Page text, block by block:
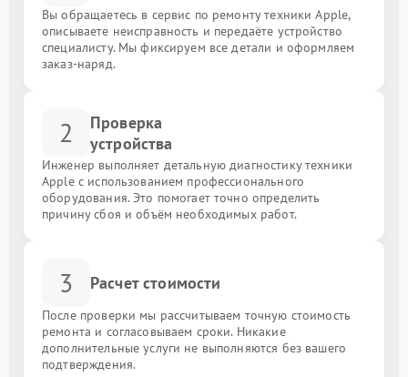
Вы обращаетесь в сервис по ремонту техники Apple,
описываете неисправность и передаёте устройство
специалисту. Мы фиксируем все детали и оформляем
заказ-наряд.
2
Проверка
устройства
Инженер выполняет детальную диагностику техники
Apple с использованием профессионального
оборудования. Это помогает точно определить
причину сбоя и объём необходимых работ.
3 Расчет стоимости
После проверки мы рассчитываем точную стоимость
ремонта и согласовываем сроки. Никакие
дополнительные услуги не выполняются без вашего
подтверждения.